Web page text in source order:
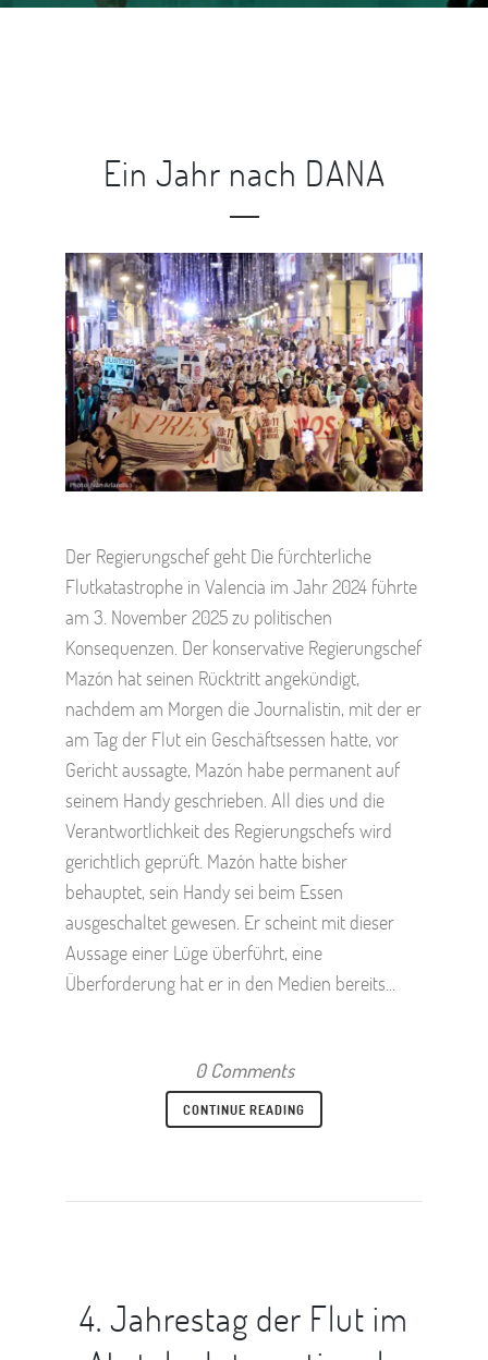
Ein Jahr nach DANA
Der Regierungschef geht Die fürchterliche
Flutkatastrophe in Valencia im Jahr 2024 führte
am 3. November 2025 zu politischen
Konsequenzen. Der konservative Regierungschef
Mazón hat seinen Rücktritt angekündigt,
nachdem am Morgen die Journalistin, mit der er
am Tag der Flut ein Geschäftsessen hatte, vor
Gericht aussagte, Mazón habe permanent auf
seinem Handy geschrieben. All dies und die
Verantwortlichkeit des Regierungschefs wird
gerichtlich geprüft. Mazón hatte bisher
behauptet, sein Handy sei beim Essen
ausgeschaltet gewesen. Er scheint mit dieser
Aussage einer Lüge überführt, eine
Überforderung hat er in den Medien bereits...
0 Comments
CONTINUE READING
4. Jahrestag der Flut im